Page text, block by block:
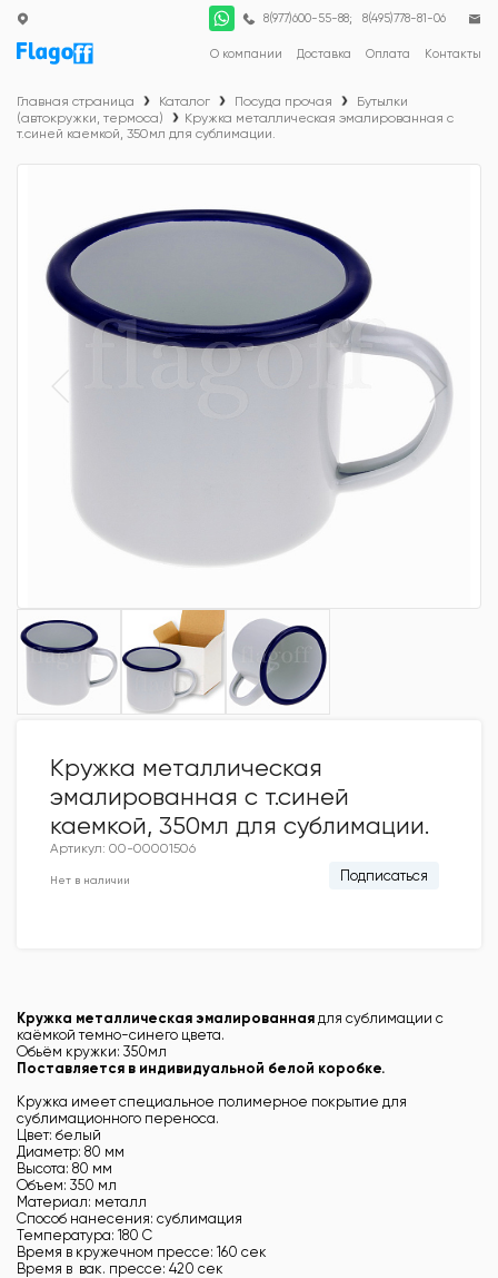
О компании Доставка Оплата Контакты
8(977)600-55-88; 8(495)778-81-06
Главная страница Каталог Посуда прочая
Бутылки
(автокружки, термоса)
Кружка металлическая эмалированная с
т.синей каемкой, 350мл для сублимации.
Кружка металлическая
эмалированная с т.синей
каемкой, 350мл для сублимации.
Артикул: 00-00001506
Нет в наличии Подписаться
Кружка металлическая эмалированная для сублимации с
каёмкой темно-синего цвета.
Обьём кружки: 350мл
Поставляется в индивидуальной белой коробке.
Кружка имеет специальное полимерное покрытие для
сублимационного переноса.
Цвет: белый
Диаметр: 80 мм
Высота: 80 мм
Объем: 350 мл
Материал: металл
Способ нанесения: сублимация
Температура: 180 С
Время в кружечном прессе: 160 сек
Время в вак. прессе: 420 сек